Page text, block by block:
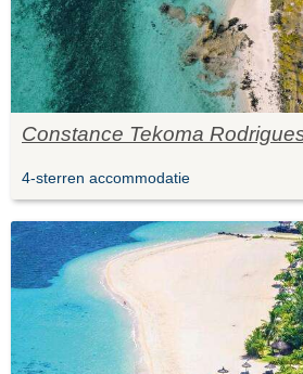
Constance Tekoma
4-sterren accommodatie